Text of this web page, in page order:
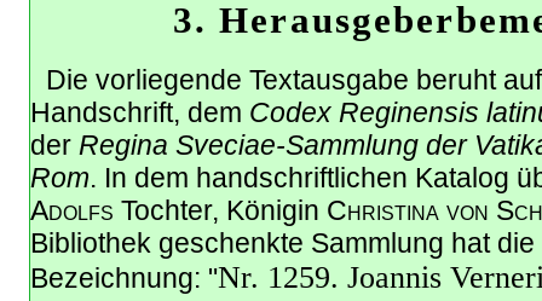
3.
Die vorliegende Textausgabe beruht
Handschrift, dem Codex Reginensis
der Regina Sveciae-Sammlung der
Rom. In dem handschriftlichen Katalog
Adolfs Tochter, Königin Christina von
Bibliothek geschenkte Sammlung hat
Bezeichnung: "Nr. 1259. Joannis